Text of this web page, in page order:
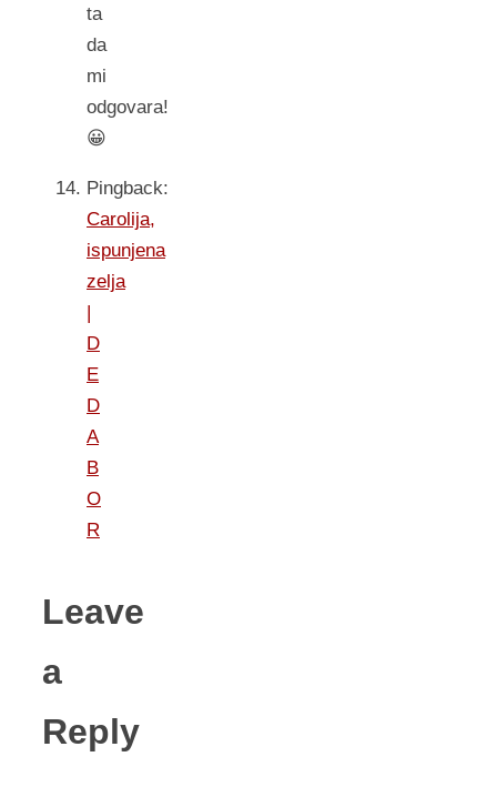
ta
da
mi
odgovara!
😀
Pingback:
Carolija,
ispunjena
zelja
|
D
E
D
A
B
O
R
Leave
a
Reply